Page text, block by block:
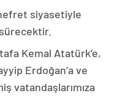
siyasetiyle
Kemal Atatürk’e,
Erdoğan’a ve
vatandaşlarımıza